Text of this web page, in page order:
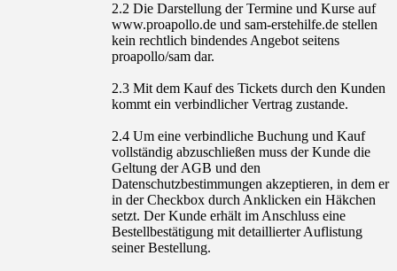
2.2 Die Darstellung der Termine und Kurse auf
www.proapollo.de und sam-erstehilfe.de stellen
kein rechtlich bindendes Angebot seitens
proapollo/sam dar.
2.3 Mit dem Kauf des Tickets durch den Kunden
kommt ein verbindlicher Vertrag zustande.
2.4 Um eine verbindliche Buchung und Kauf
vollständig abzuschließen muss der Kunde die
Geltung der AGB und den
Datenschutzbestimmungen akzeptieren, in dem er
in der Checkbox durch Anklicken ein Häkchen
setzt. Der Kunde erhält im Anschluss eine
Bestellbestätigung mit detaillierter Auflistung
seiner Bestellung.